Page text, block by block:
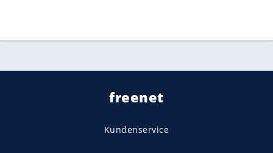
freenet
Kundenservice